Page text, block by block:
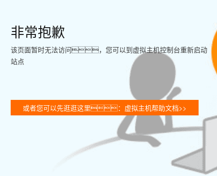
非常抱歉
该页面暂时无法访问，您可以到虚拟主机控制台重新启动
站点
或者您可以先逛逛这里：虚拟主机帮助文档>>